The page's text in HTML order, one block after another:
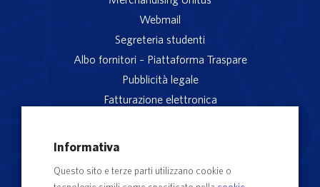
Webmail
Segreteria studenti
Albo fornitori – Piattaforma Traspare
Pubblicità legale
Fatturazione elettronica
Servizio reclami
Informativa
Questo sito e terze parti utilizzano cookie o